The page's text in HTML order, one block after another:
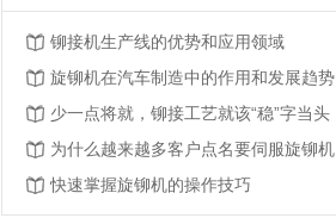
铆接机生产线的优势和应用领域
旋铆机在汽车制造中的作用和发展趋势
少一点将就，铆接工艺就该“稳”字当头
为什么越来越多客户点名要伺服旋铆机
快速掌握旋铆机的操作技巧